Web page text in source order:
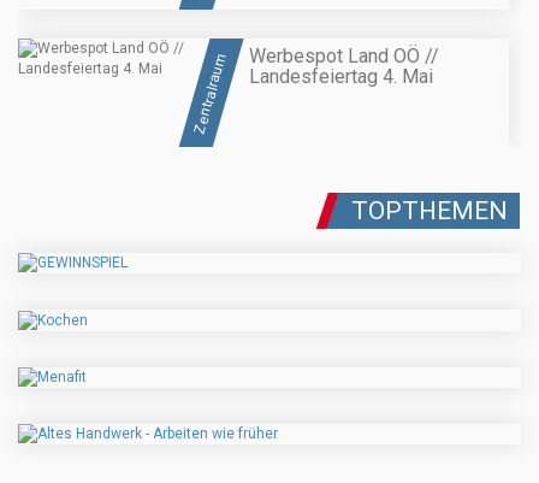
Zentralraum
Werbespot Land OÖ //
Landesfeiertag 4. Mai
TOPTHEMEN